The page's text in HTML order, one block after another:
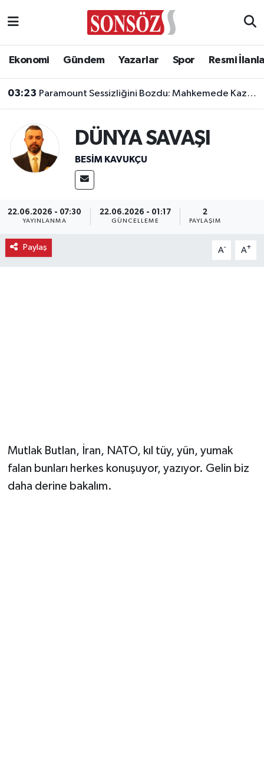
Ekonomi Gündem Yazarlar Spor Resmi
03:23 Paramount Sessizliğini Bozdu: Mahkemede Kazanacağımıza İnanıyoruz!
DÜNYA SAVAŞI
BESIM KAVUKÇU
22.06.2026 - 07:30
YAYINLANMA
22.06.2026 - 01:17
GÜNCELLEME
2
PAYLAŞIM
Paylaş A- A+
Mutlak Butlan, İran, NATO, kıl tüy, yün, yumak
falan bunları herkes konuşuyor, yazıyor. Gelin biz
daha derine bakalım.
Asayiş
Biyografi
Çevre
Dünya
Eğitim
İlçe Haberleri
Ankara Nöbetçi Eczaneler
Ankara Trafik Yoğunluk Haritası
Süper Lig Puan Durumu ve Fikstür
Son Dakika Haberleri
Haber Arşivi